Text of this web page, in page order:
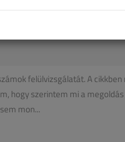
felülvizsgálatát. A
hogy szerintem mi a
mon...